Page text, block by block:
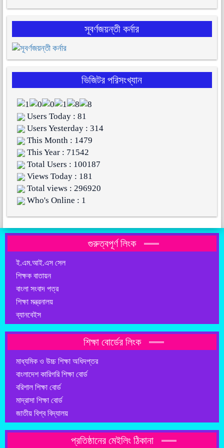
সূবর্ণজয়ন্তী কর্নার
ভিজিটর পরিসংখ্যান
Users Today : 81
Users Yesterday : 314
This Month : 1479
This Year : 71542
Total Users : 100187
Views Today : 181
Total views : 296920
Who's Online : 1
গুরুত্বপূর্ণ লিংক
ই.এম.আই.এস সেল
শিক্ষক বাতায়ন
বাংলা সংবাদ পত্র
শিক্ষা মন্ত্রনালয়
ব্যানবেইস
শিক্ষা বোর্ডের লিংক
মাধ্যমিক ও উচ্চ শিক্ষা অধিদপ্তর
বাংলাদেশ কারিগরি শিক্ষা বোর্ড
বরিশাল শিক্ষা বোর্ড
মাদ্রাসা শিক্ষা বোর্ড
জাতীয় বিশ্ব বিদ্যালয়
প্রতিষ্ঠানের মেইলিং ঠিকানা